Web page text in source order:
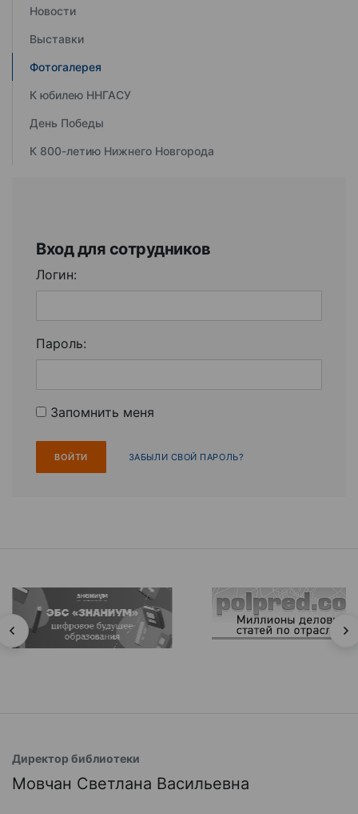
Новости
Выставки
Фотогалерея
К юбилею ННГАСУ
День Победы
К 800-летию Нижнего Новгорода
Вход для сотрудников
Логин:
Пароль:
Запомнить меня
ЗАБЫЛИ СВОЙ ПАРОЛЬ?
Директор библиотеки
Мовчан Светлана Васильевна